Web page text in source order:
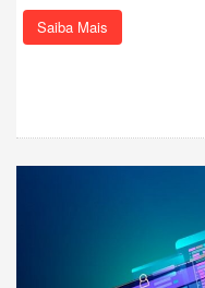
Saiba Mais